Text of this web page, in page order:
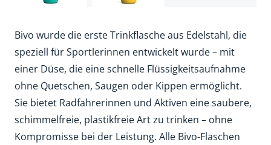
Bivo wurde die erste Trinkflasche aus Edelstahl, die
speziell für Sportlerinnen entwickelt wurde – mit
einer Düse, die eine schnelle Flüssigkeitsaufnahme
ohne Quetschen, Saugen oder Kippen ermöglicht.
Sie bietet Radfahrerinnen und Aktiven eine saubere,
schimmelfreie, plastikfreie Art zu trinken – ohne
Kompromisse bei der Leistung. Alle Bivo-Flaschen